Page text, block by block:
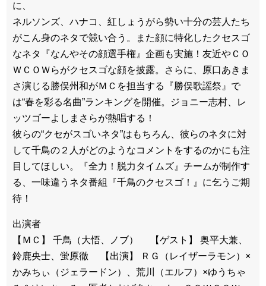
に、
ネルソンズ、ハナコ、紅しょうがら勢い十分の芸人たち
がこん身のネタで競い合う。また顔に特化したクセスゴ
なネタ『なんやその顔選手権』企画も実施！友近やＣＯ
ＷＣＯＷらがクセスゴな顔を披露。さらに、原口あきま
さ演じる勝俣州和がＭＣを担当する『勝俣歌謡祭』で
は“春を彩る名曲”ランキングを開催。ジョニー志村、レ
ッツゴーよしまさらが熱唱する！
彼らの“クセがスゴいネタ”はもちろん、彼らのネタに対
して千鳥の２人がどのようなコメントをするのかにも注
目してほしい。『全力！脱力タイムズ』チームが制作す
る、一味違うネタ番組『千鳥のクセスゴ！』に乞うご期
待！
出演者
【ＭＣ】 千鳥（大悟、ノブ） 【ゲスト】 奥平大兼、
鈴鹿央士、蛍原徹 【出演】 ＲＧ（レイザーラモン）×
かみちぃ（ジェラードン）、荒川（エルフ）×ゆうちゃ